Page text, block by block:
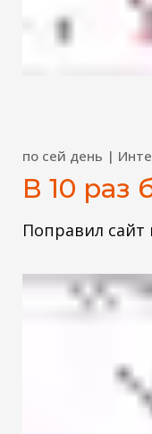
по сей день |
В 10 раз
Поправил сайт